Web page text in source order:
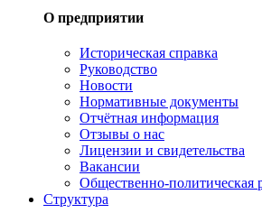
О предприятии
Историческая справка
Руководство
Новости
Нормативные документы
Отчётная информация
Отзывы о нас
Лицензии и свидетельства
Вакансии
Общественно-политическая
Структура